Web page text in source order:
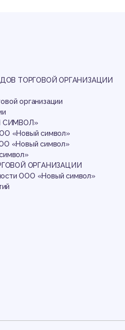
ТОРГОВОЙ ОРГАНИЗАЦИИ
организации
СИМВОЛ»
«Новый символ»
«Новый символ»
ОРГАНИЗАЦИИ
ООО «Новый символ»